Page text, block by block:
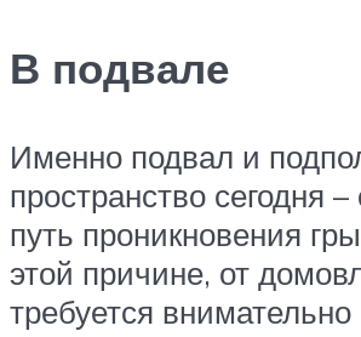
В подвале
Именно подвал и
пространство сегодня
путь проникновения
этой причине, от
требуется внимательно